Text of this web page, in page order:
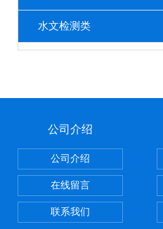
水文检测类
公司介绍
公司介绍
在线留言
联系我们